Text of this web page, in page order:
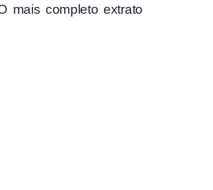
mais completo extrato